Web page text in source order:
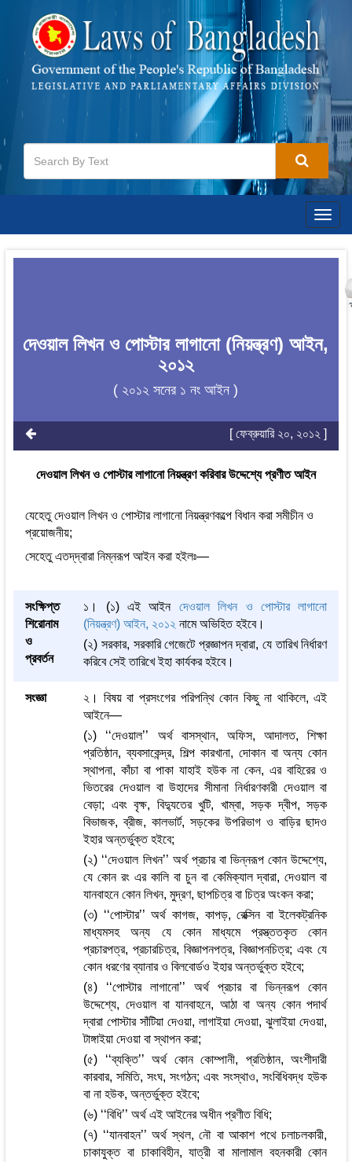
দেওয়াল লিখন ও পোস্টার লাগানো (নিয়ন্ত্রণ) আইন,
২০১২
( ২০১২ সনের ১ নং আইন )
[ ফেব্রুয়ারি ২০, ২০১২ ]
দেওয়াল লিখন ও পোস্টার লাগানো নিয়ন্ত্রণ করিবার উদ্দেশ্যে প্রণীত আইন
যেহেতু দেওয়াল লিখন ও পোস্টার লাগানো নিয়ন্ত্রণকল্পে বিধান করা সমীচীন ও
প্রয়োজনীয়;
সেহেতু এতদ্‌দ্বারা নিম্নরূপ আইন করা হইলঃ—
সংক্ষিপ্ত
শিরোনাম
ও
প্রবর্তন
১। (১) এই আইন দেওয়াল লিখন ও পোস্টার লাগানো
(নিয়ন্ত্রণ) আইন, ২০১২ নামে অভিহিত হইবে।
(২) সরকার, সরকারি গেজেটে প্রজ্ঞাপন দ্বারা, যে তারিখ নির্ধারণ
করিবে সেই তারিখে ইহা কার্যকর হইবে।
সংজ্ঞা
২। বিষয় বা প্রসংগের পরিপন্থি কোন কিছু না থাকিলে, এই
আইনে—
(১) ‘‘দেওয়াল’’ অর্থ বাসস্থান, অফিস, আদালত, শিক্ষা
প্রতিষ্ঠান, ব্যবসাকেন্দ্র, শিল্প কারখানা, দোকান বা অন্য কোন
স্থাপনা, কাঁচা বা পাকা যাহাই হউক না কেন, এর বাহিরের ও
ভিতরের দেওয়াল বা উহাদের সীমানা নির্ধারণকারী দেওয়াল বা
বেড়া; এবং বৃক্ষ, বিদ্যুতের খুটি, খাম্বা, সড়ক দ্বীপ, সড়ক
বিভাজক, ব্রীজ, কালভার্ট, সড়কের উপরিভাগ ও বাড়ির ছাদও
ইহার অন্তর্ভুক্ত হইবে;
(২) ‘‘দেওয়াল লিখন’’ অর্থ প্রচার বা ভিন্নরূপ কোন উদ্দেশ্যে,
যে কোন রং এর কালি বা চুন বা কেমিক্যাল দ্বারা, দেওয়াল বা
যানবাহনে কোন লিখন, মুদ্রণ, ছাপচিত্র বা চিত্র অংকন করা;
(৩) ‘‘পোস্টার’’ অর্থ কাগজ, কাপড়, রেক্সিন বা ইলেকট্রনিক
মাধ্যমসহ অন্য যে কোন মাধ্যমে প্রস্ত্ততকৃত কোন
প্রচারপত্র, প্রচারচিত্র, বিজ্ঞাপনপত্র, বিজ্ঞাপনচিত্র; এবং যে
কোন ধরণের ব্যানার ও বিলবোর্ডও ইহার অন্তর্ভুক্ত হইবে;
(৪) ‘‘পোস্টার লাগানো’’ অর্থ প্রচার বা ভিন্নরূপ কোন
উদ্দেশ্যে, দেওয়াল বা যানবাহনে, আঠা বা অন্য কোন পদার্থ
দ্বারা পোস্টার সাঁটিয়া দেওয়া, লাগাইয়া দেওয়া, ঝুলাইয়া দেওয়া,
টাঙ্গাইয়া দেওয়া বা স্থাপন করা;
(৫) ‘‘ব্যক্তি’’ অর্থ কোন কোম্পানী, প্রতিষ্ঠান, অংশীদারী
কারবার, সমিতি, সংঘ, সংগঠন; এবং সংস্থাও, সংবিধিবদ্ধ হউক
বা না হউক, অন্তর্ভুক্ত হইবে;
(৬) ‘‘বিধি’’ অর্থ এই আইনের অধীন প্রণীত বিধি;
(৭) ‘‘যানবাহন’’ অর্থ স্থল, নৌ বা আকাশ পথে চলাচলকারী,
চাকাযুক্ত বা চাকাবিহীন, যাত্রী বা মালামাল বহনকারী কোন